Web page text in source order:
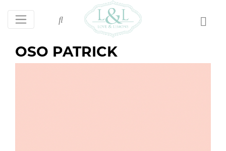
OSO PATRICK